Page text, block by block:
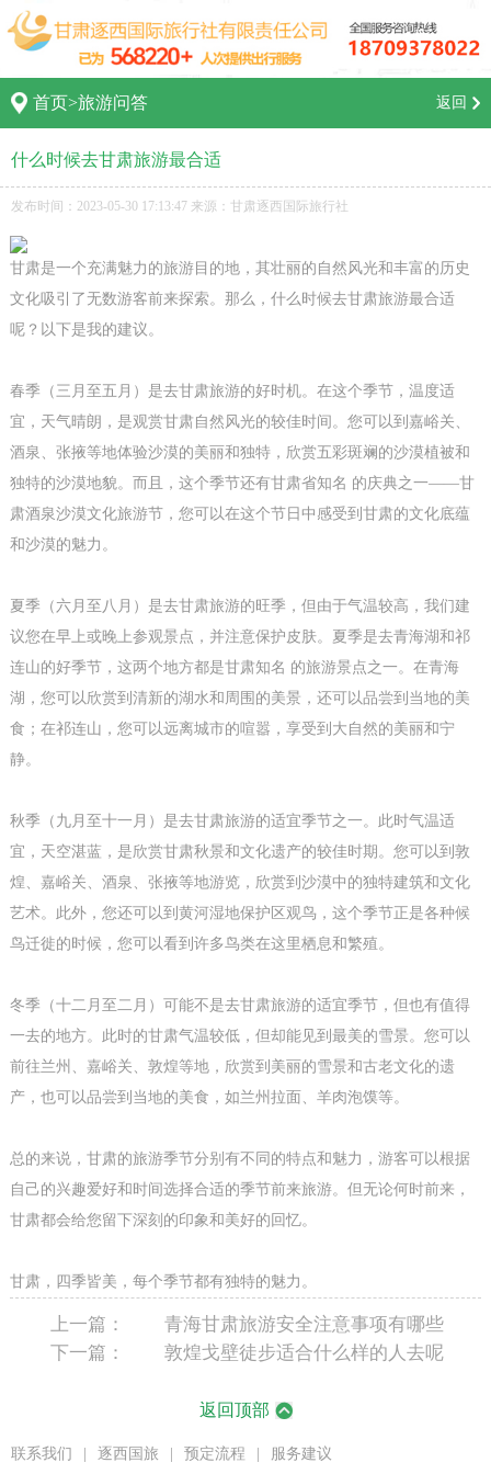
首页>旅游问答 返回
什么时候去甘肃旅游最合适
发布时间：2023-05-30 17:13:47 来源：甘肃逐西国际旅行社
甘肃是一个充满魅力的旅游目的地，其壮丽的自然风光和丰富的历史
文化吸引了无数游客前来探索。那么，什么时候去甘肃旅游最合适
呢？以下是我的建议。
春季（三月至五月）是去甘肃旅游的好时机。在这个季节，温度适
宜，天气晴朗，是观赏甘肃自然风光的较佳时间。您可以到嘉峪关、
酒泉、张掖等地体验沙漠的美丽和独特，欣赏五彩斑斓的沙漠植被和
独特的沙漠地貌。而且，这个季节还有甘肃省知名 的庆典之一——甘
肃酒泉沙漠文化旅游节，您可以在这个节日中感受到甘肃的文化底蕴
和沙漠的魅力。
夏季（六月至八月）是去甘肃旅游的旺季，但由于气温较高，我们建
议您在早上或晚上参观景点，并注意保护皮肤。夏季是去青海湖和祁
连山的好季节，这两个地方都是甘肃知名 的旅游景点之一。在青海
湖，您可以欣赏到清新的湖水和周围的美景，还可以品尝到当地的美
食；在祁连山，您可以远离城市的喧嚣，享受到大自然的美丽和宁
静。
秋季（九月至十一月）是去甘肃旅游的适宜季节之一。此时气温适
宜，天空湛蓝，是欣赏甘肃秋景和文化遗产的较佳时期。您可以到敦
煌、嘉峪关、酒泉、张掖等地游览，欣赏到沙漠中的独特建筑和文化
艺术。此外，您还可以到黄河湿地保护区观鸟，这个季节正是各种候
鸟迁徙的时候，您可以看到许多鸟类在这里栖息和繁殖。
冬季（十二月至二月）可能不是去甘肃旅游的适宜季节，但也有值得
一去的地方。此时的甘肃气温较低，但却能见到最美的雪景。您可以
前往兰州、嘉峪关、敦煌等地，欣赏到美丽的雪景和古老文化的遗
产，也可以品尝到当地的美食，如兰州拉面、羊肉泡馍等。
总的来说，甘肃的旅游季节分别有不同的特点和魅力，游客可以根据
自己的兴趣爱好和时间选择合适的季节前来旅游。但无论何时前来，
甘肃都会给您留下深刻的印象和美好的回忆。
甘肃，四季皆美，每个季节都有独特的魅力。
上一篇：
青海甘肃旅游安全注意事项有哪些
下一篇：
敦煌戈壁徒步适合什么样的人去呢
返回顶部
联系我们 | 逐西国旅 | 预定流程 | 服务建议